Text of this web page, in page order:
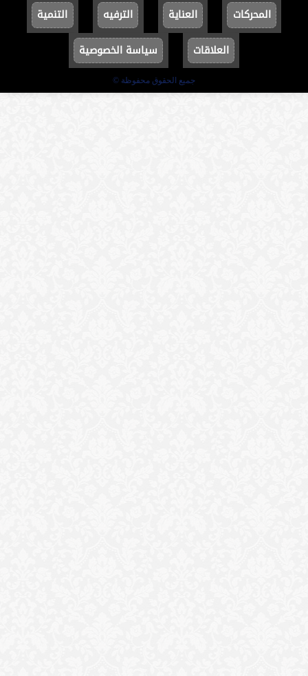
المحركات
العناية الترفيه
التنمية
العلاقات
سياسة الخصوصية
جميع الحقوق محفوظة ©